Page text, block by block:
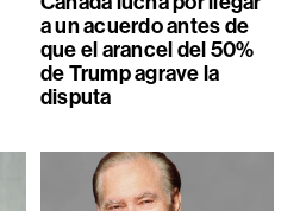
a un acuerdo antes de
que el arancel del 50%
de Trump agrave la
disputa